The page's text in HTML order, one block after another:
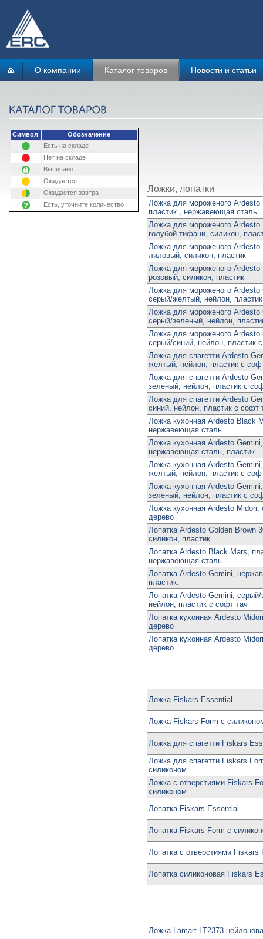
О компании Каталог товаров Новости и статьи
Символ
Обозначение
Есть на складе
Нет на складе
Выписано
Ожидается
Ожидается завтра
Есть, уточните количество
Ложки, лопатки
Ложка для мороженого Ardesto
пластик , нержавеющая сталь
Ложка для мороженого Ardesto
голубой тифани, силикон,
Ложка для мороженого Ardesto
лиловый, силикон, пластик
Ложка для мороженого Ardesto
розовый, силикон, пластик
Ложка для мороженого Ardesto
серый/желтый, нейлон,
Ложка для мороженого Ardesto
серый/зеленый, нейлон,
Ложка для мороженого Ardesto
серый/синий, нейлон, пластик
Ложка для спагетти Ardesto
желтый, нейлон, пластик с
Ложка для спагетти Ardesto
зеленый, нейлон, пластик с
Ложка для спагетти Ardesto
синий, нейлон, пластик с софт
Ложка кухонная Ardesto Black
нержавеющая сталь
Ложка кухонная Ardesto Gemini,
нержавеющая сталь, пластик.
Ложка кухонная Ardesto
желтый, нейлон, пластик с
Ложка кухонная Ardesto
зеленый, нейлон, пластик с
Ложка кухонная Ardesto Midori,
дерево
Лопатка Ardesto Golden Brown
силикон, пластик
Лопатка Ardesto Black Mars,
нержавеющая сталь
Лопатка Ardesto Gemini,
пластик.
Лопатка Ardesto Gemini,
нейлон, пластик с софт тач
Лопатка кухонная Ardesto
дерево
Лопатка кухонная Ardesto
дерево
Ложка Fiskars Essential
Ложка Fiskars Form с
Ложка для спагетти Fiskars
Ложка для спагетти Fiskars
силиконом
Ложка с отверстиями Fiskars
силиконом
Лопатка Fiskars Essential
Лопатка Fiskars Form с
Лопатка с отверстиями Fiskars
Лопатка силиконовая Fiskars
Ложка Lamart LT2373